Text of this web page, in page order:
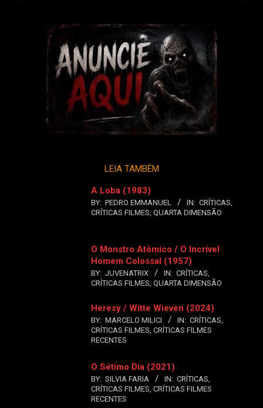
LEIA TAMBÉM
A Loba (1983)
BY: PEDRO EMMANUEL IN: CRÍTICAS,
CRÍTICAS FILMES, QUARTA DIMENSÃO
O Monstro Atômico / O Incrível
Homem Colossal (1957)
BY: JUVENATRIX IN: CRÍTICAS,
CRÍTICAS FILMES, QUARTA DIMENSÃO
Heresy / Witte Wieven (2024)
BY: MARCELO MILICI IN: CRÍTICAS,
CRÍTICAS FILMES, CRÍTICAS FILMES
RECENTES
O Sétimo Dia (2021)
BY: SILVIA FARIA IN: CRÍTICAS,
CRÍTICAS FILMES, CRÍTICAS FILMES
RECENTES